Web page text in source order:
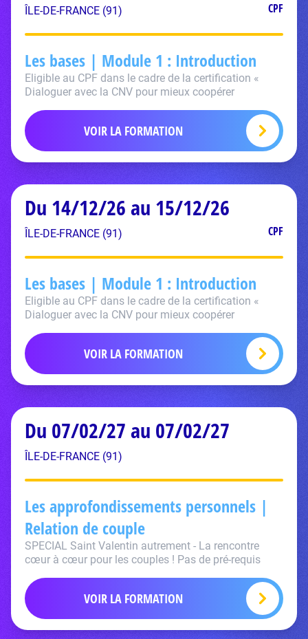
ÎLE-DE-FRANCE (91) CPF
Les bases | Module 1 : Introduction
Eligible au CPF dans le cadre de la certification «
Dialoguer avec la CNV pour mieux coopérer
VOIR LA FORMATION
Du 14/12/26 au 15/12/26
ÎLE-DE-FRANCE (91) CPF
Les bases | Module 1 : Introduction
Eligible au CPF dans le cadre de la certification «
Dialoguer avec la CNV pour mieux coopérer
VOIR LA FORMATION
Du 07/02/27 au 07/02/27
ÎLE-DE-FRANCE (91)
Les approfondissements personnels |
Relation de couple
SPECIAL Saint Valentin autrement - La rencontre
cœur à cœur pour les couples ! Pas de pré-requis
VOIR LA FORMATION